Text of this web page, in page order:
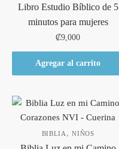
Libro Estudio Bíblico de 5
minutos para mujeres
₡9,000
Agregar al carrito
BIBLIA ,NIÑOS